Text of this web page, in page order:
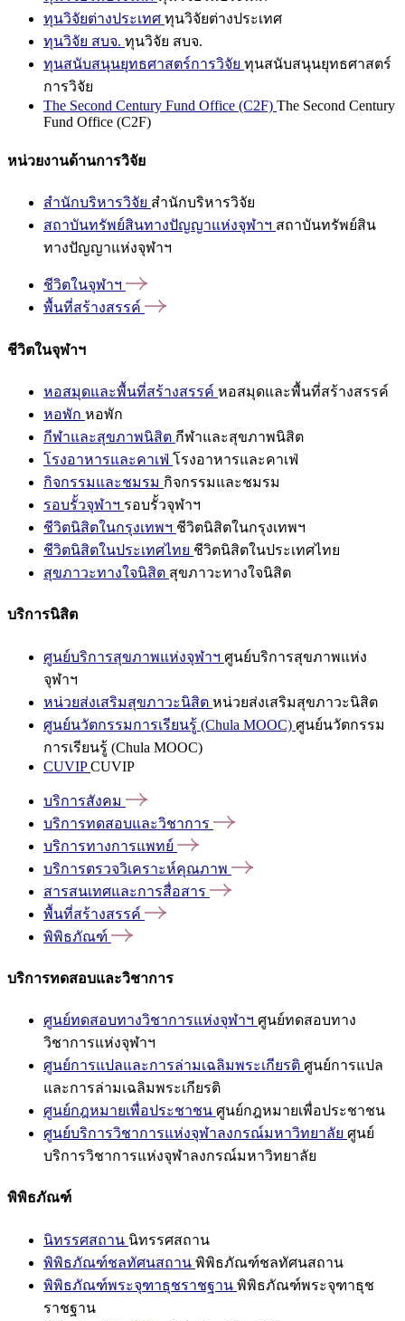
ทุนวิจัยต่างประเทศ ทุนวิจัยต่างประเทศ
ทุนวิจัย สบจ. ทุนวิจัย สบจ.
ทุนสนับสนุนยุทธศาสตร์การวิจัย ทุนสนับสนุนยุทธศาสตร์
การวิจัย
The Second Century Fund Office (C2F) The Second Century
Fund Office (C2F)
หน่วยงานด้านการวิจัย
สำนักบริหารวิจัย สำนักบริหารวิจัย
สถาบันทรัพย์สินทางปัญญาแห่งจุฬาฯ สถาบันทรัพย์สิน
ทางปัญญาแห่งจุฬาฯ
ชีวิตในจุฬาฯ
พื้นที่สร้างสรรค์
ชีวิตในจุฬาฯ
หอสมุดและพื้นที่สร้างสรรค์ หอสมุดและพื้นที่สร้างสรรค์
หอพัก หอพัก
กีฬาและสุขภาพนิสิต กีฬาและสุขภาพนิสิต
โรงอาหารและคาเฟ่ โรงอาหารและคาเฟ่
กิจกรรมและชมรม กิจกรรมและชมรม
รอบรั้วจุฬาฯ รอบรั้วจุฬาฯ
ชีวิตนิสิตในกรุงเทพฯ ชีวิตนิสิตในกรุงเทพฯ
ชีวิตนิสิตในประเทศไทย ชีวิตนิสิตในประเทศไทย
สุขภาวะทางใจนิสิต สุขภาวะทางใจนิสิต
บริการนิสิต
ศูนย์บริการสุขภาพแห่งจุฬาฯ ศูนย์บริการสุขภาพแห่ง
จุฬาฯ
หน่วยส่งเสริมสุขภาวะนิสิต หน่วยส่งเสริมสุขภาวะนิสิต
ศูนย์นวัตกรรมการเรียนรู้ (Chula MOOC) ศูนย์นวัตกรรม
การเรียนรู้ (Chula MOOC)
CUVIPCUVIP
บริการสังคม
บริการทดสอบและวิชาการ
บริการทางการแพทย์
บริการตรวจวิเคราะห์คุณภาพ
สารสนเทศและการสื่อสาร
พื้นที่สร้างสรรค์
พิพิธภัณฑ์
บริการทดสอบและวิชาการ
ศูนย์ทดสอบทางวิชาการแห่งจุฬาฯ ศูนย์ทดสอบทาง
วิชาการแห่งจุฬาฯ
ศูนย์การแปลและการล่ามเฉลิมพระเกียรติ ศูนย์การแปล
และการล่ามเฉลิมพระเกียรติ
ศูนย์กฎหมายเพื่อประชาชน ศูนย์กฎหมายเพื่อประชาชน
ศูนย์บริการวิชาการแห่งจุฬาลงกรณ์มหาวิทยาลัย ศูนย์
บริการวิชาการแห่งจุฬาลงกรณ์มหาวิทยาลัย
พิพิธภัณฑ์
นิทรรศสถาน นิทรรศสถาน
พิพิธภัณฑ์ชลทัศนสถาน พิพิธภัณฑ์ชลทัศนสถาน
พิพิธภัณฑ์พระจุฑาธุชราชฐาน พิพิธภัณฑ์พระจุฑาธุช
ราชฐาน